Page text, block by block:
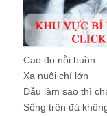
Cao đo nỗi buồn
Xa nuôi chí lớn
Dẫu làm sao thì
Sống trên đá